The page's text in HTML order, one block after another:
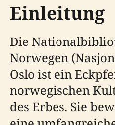
Einleitung
Die
Norwegen
Oslo ist ein
norwegischen
des Erbes. Sie